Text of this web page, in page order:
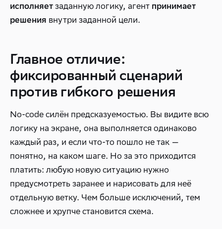
исполняет заданную логику, агент принимает
решения внутри заданной цели.
Главное отличие:
фиксированный сценарий
против гибкого решения
No-code силён предсказуемостью. Вы видите всю
логику на экране, она выполняется одинаково
каждый раз, и если что-то пошло не так —
понятно, на каком шаге. Но за это приходится
платить: любую новую ситуацию нужно
предусмотреть заранее и нарисовать для неё
отдельную ветку. Чем больше исключений, тем
сложнее и хрупче становится схема.